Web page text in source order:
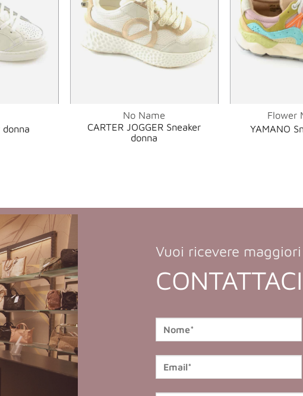
donna
No Name
CARTER JOGGER Sneaker
donna
Flower
YAMANO
Vuoi ricevere
CONTATTACI